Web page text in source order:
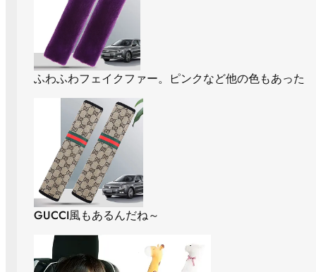
ふわふわフェイクファー。ピンクなど他の色もあった
GUCCI風もあるんだね～